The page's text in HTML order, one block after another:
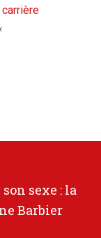
sexe : la
Barbier